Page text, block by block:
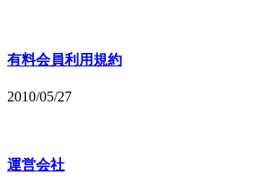
有料会員利用規約
2010/05/27
運営会社